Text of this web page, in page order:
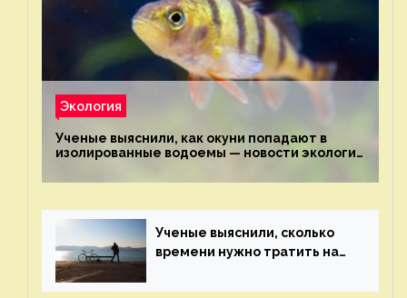
Экология
Ученые выяснили, как окуни попадают в
изолированные водоемы — новости экологии
Ученые выяснили, сколько
времени нужно тратить на
здоровья — новости экологии